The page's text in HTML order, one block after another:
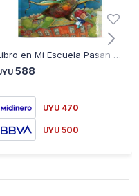
Libro en Mi Escuela Pasan Cosas Raras y Otros Cuentos
588
UYU 470
UYU 500